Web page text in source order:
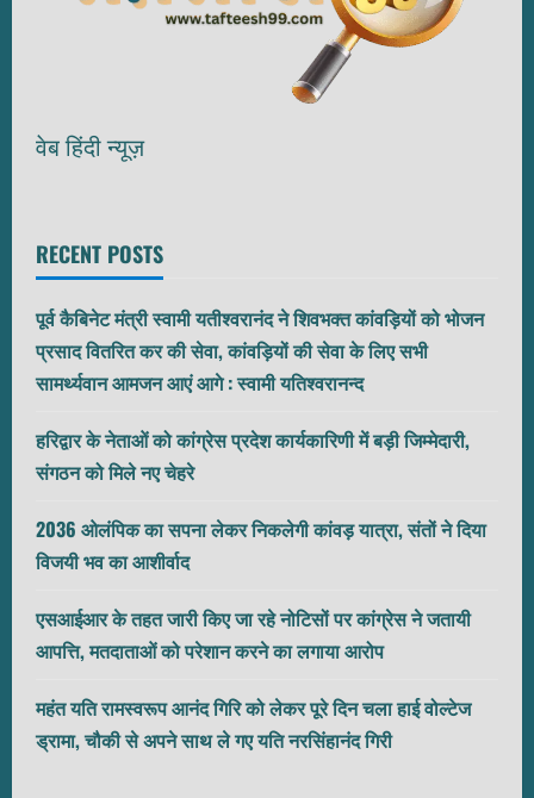
वेब हिंदी न्यूज़
RECENT POSTS
पूर्व कैबिनेट मंत्री स्वामी यतीश्वरानंद ने शिवभक्त कांवड़ियों को भोजन
प्रसाद वितरित कर की सेवा, कांवड़ियों की सेवा के लिए सभी
सामर्थ्यवान आमजन आएं आगे : स्वामी यतिश्वरानन्द
हरिद्वार के नेताओं को कांग्रेस प्रदेश कार्यकारिणी में बड़ी जिम्मेदारी,
संगठन को मिले नए चेहरे
2036 ओलंपिक का सपना लेकर निकलेगी कांवड़ यात्रा, संतों ने दिया
विजयी भव का आशीर्वाद
एसआईआर के तहत जारी किए जा रहे नोटिसों पर कांग्रेस ने जतायी
आपत्ति, मतदाताओं को परेशान करने का लगाया आरोप
महंत यति रामस्वरूप आनंद गिरि को लेकर पूरे दिन चला हाई वोल्टेज
ड्रामा, चौकी से अपने साथ ले गए यति नरसिंहानंद गिरी